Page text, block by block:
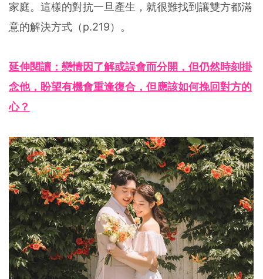
家庭。這樣的對抗一旦產生，就很難找到讓雙方都滿
意的解決方式（p.219）。
延伸閱讀：戀情因了解或誤會而分開，但仍然時刻掛
念他，盼望有機會重逢復合，但應該如何挽回對方的
心？